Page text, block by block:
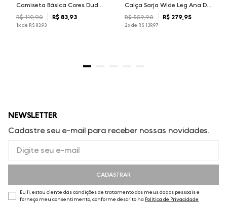
R$ 119,90 R$ 83, 93
1x de R$ 83,93
Calça Sarja Wide Leg Ana Dudalina Feminina
R$ 559,90 R$ 279, 95
2x de R$ 139,97
NEWSLETTER
Cadastre seu e-mail para receber nossas novidades.
CADASTRAR
Eu li, estou ciente das condições de tratamento dos meus dados pessoais e
forneço meu consentimento, conforme descrito na Política de Privacidade